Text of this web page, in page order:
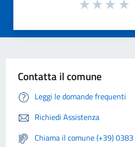
Contatta il comune
Leggi le domande frequenti
Richiedi Assistenza
Chiama il comune (+39)